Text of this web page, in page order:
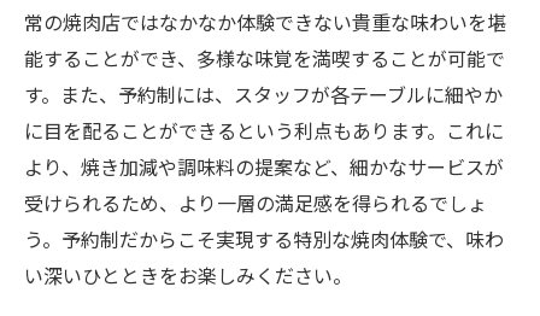
常の焼肉店ではなかなか体験できない貴重な味わいを堪
能することができ、多様な味覚を満喫することが可能で
す。また、予約制には、スタッフが各テーブルに細やか
に目を配ることができるという利点もあります。これに
より、焼き加減や調味料の提案など、細かなサービスが
受けられるため、より一層の満足感を得られるでしょ
う。予約制だからこそ実現する特別な焼肉体験で、味わ
い深いひとときをお楽しみください。